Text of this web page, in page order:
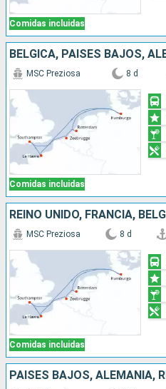
Comidas incluidas
Comidas incluidas
MSC Preziosa 8 d
Comidas incluidas
MSC Preziosa 8 d